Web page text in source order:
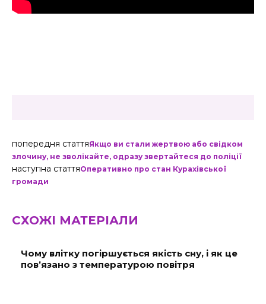
попередня статтяЯкщо ви стали жертвою або свідком
злочину, не зволікайте, одразу звертайтеся до поліції
наступна статтяОперативно про стан Курахівської
громади
СХОЖІ МАТЕРІАЛИ
Чому влітку погіршується якість сну, і як це
пов’язано з температурою повітря